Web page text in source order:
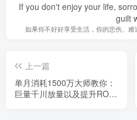
If you don't enjoy your life,
guilt
如果你不好好享受生活，你的悲伤、
上一篇
单月消耗1500万大师教你：
巨量千川放量以及提升ROI